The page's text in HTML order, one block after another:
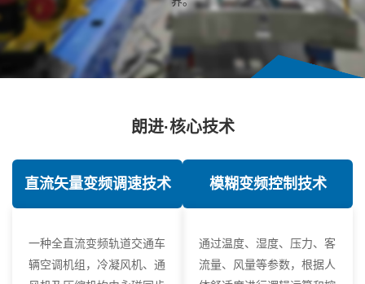
朗进·核心技术
直流矢量变频调速技术
一种全直流变频轨道交通车
辆空调机组，冷凝风机、通
模糊变频控制技术
通过温度、湿度、压力、客
流量、风量等参数，根据人